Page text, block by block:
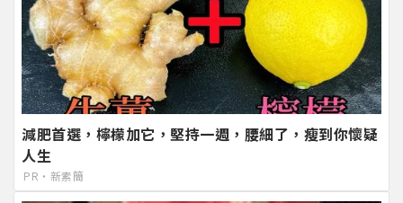
減肥首選，檸檬加它，堅持一週，腰細了，瘦到你懷疑
人生
PR・新素簡